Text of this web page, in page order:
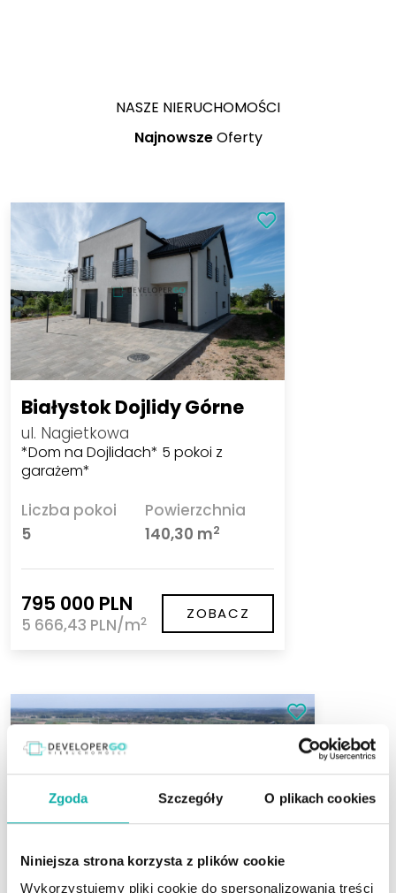
Zgoda Szczegóły O plikach cookies
Niniejsza strona korzysta z plików cookie
Wykorzystujemy pliki cookie do spersonalizowania treści
NASZE NIERUCHOMOŚCI
NajnowszeOferty
Białystok Dojlidy Górne
ul. Nagietkowa
*Dom na Dojlidach* 5 pokoi z
garażem*
Liczba pokoi
5
Powierzchnia
140,30 m2
795 000 PLN
5 666,43 PLN/m2 ZOBACZ